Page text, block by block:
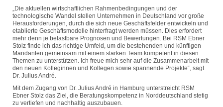
„Die aktuellen wirtschaftlichen Rahmenbedingungen und der
technologische Wandel stellen Unternehmen in Deutschland vor große
Herausforderungen, durch die sich neue Geschäftsfelder entwickeln und
etablierte Geschäftsmodelle hinterfragt werden müssen. Dies erfordert
mehr denn je belastbare Prognosen und Bewertungen. Bei RSM Ebner
Stolz finde ich das richtige Umfeld, um die bestehenden und künftigen
Mandanten gemeinsam mit einem starken Team kompetent in diesen
Themen zu unterstützen. Ich freue mich sehr auf die Zusammenarbeit mit
den neuen Kolleginnen und Kollegen sowie spannende Projekte“, sagt
Dr. Julius André.
Mit dem Zugang von Dr. Julius André in Hamburg unterstreicht RSM
Ebner Stolz das Ziel, die Beratungskompetenz in Norddeutschland stetig
zu vertiefen und nachhaltig auszubauen.